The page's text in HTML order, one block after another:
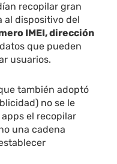
recopilar gran
al dispositivo del
IMEI, dirección
que pueden
usuarios.
también adoptó
no se le
el recopilar
una cadena